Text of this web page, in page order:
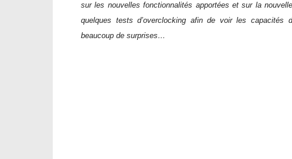
sur les nouvelles fonctionnalités apportées et sur la
quelques tests d’overclocking afin de voir les capacités
beaucoup de surprises…